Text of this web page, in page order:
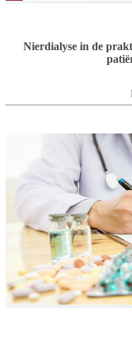
Nierdialyse in de